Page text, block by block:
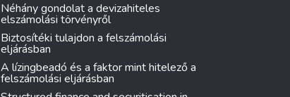
Néhány gondolat a devizahiteles
elszámolási törvényről
Biztosítéki tulajdon a felszámolási
eljárásban
A lízingbeadó és a faktor mint hitelező a
felszámolási eljárásban